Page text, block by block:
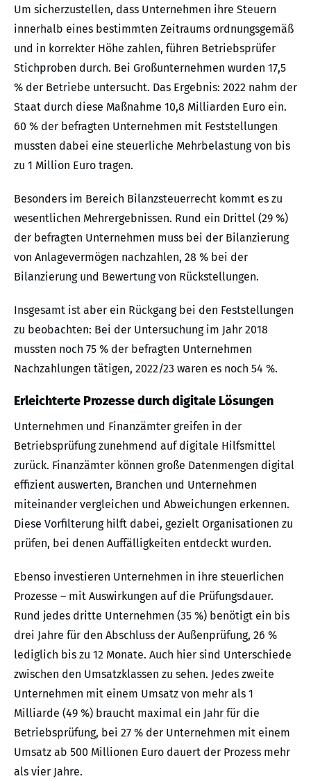
Um sicherzustellen, dass Unternehmen ihre Steuern
innerhalb eines bestimmten Zeitraums ordnungsgemäß
und in korrekter Höhe zahlen, führen Betriebsprüfer
Stichproben durch. Bei Großunternehmen wurden 17,5
% der Betriebe untersucht. Das Ergebnis: 2022 nahm der
Staat durch diese Maßnahme 10,8 Milliarden Euro ein.
60 % der befragten Unternehmen mit Feststellungen
mussten dabei eine steuerliche Mehrbelastung von bis
zu 1 Million Euro tragen.
Besonders im Bereich Bilanzsteuerrecht kommt es zu
wesentlichen Mehrergebnissen. Rund ein Drittel (29 %)
der befragten Unternehmen muss bei der Bilanzierung
von Anlagevermögen nachzahlen, 28 % bei der
Bilanzierung und Bewertung von Rückstellungen.
Insgesamt ist aber ein Rückgang bei den Feststellungen
zu beobachten: Bei der Untersuchung im Jahr 2018
mussten noch 75 % der befragten Unternehmen
Nachzahlungen tätigen, 2022/23 waren es noch 54 %.
Erleichterte Prozesse durch digitale Lösungen
Unternehmen und Finanzämter greifen in der
Betriebsprüfung zunehmend auf digitale Hilfsmittel
zurück. Finanzämter können große Datenmengen digital
effizient auswerten, Branchen und Unternehmen
miteinander vergleichen und Abweichungen erkennen.
Diese Vorfilterung hilft dabei, gezielt Organisationen zu
prüfen, bei denen Auffälligkeiten entdeckt wurden.
Ebenso investieren Unternehmen in ihre steuerlichen
Prozesse – mit Auswirkungen auf die Prüfungsdauer.
Rund jedes dritte Unternehmen (35 %) benötigt ein bis
drei Jahre für den Abschluss der Außenprüfung, 26 %
lediglich bis zu 12 Monate. Auch hier sind Unterschiede
zwischen den Umsatzklassen zu sehen. Jedes zweite
Unternehmen mit einem Umsatz von mehr als 1
Milliarde (49 %) braucht maximal ein Jahr für die
Betriebsprüfung, bei 27 % der Unternehmen mit einem
Umsatz ab 500 Millionen Euro dauert der Prozess mehr
als vier Jahre.